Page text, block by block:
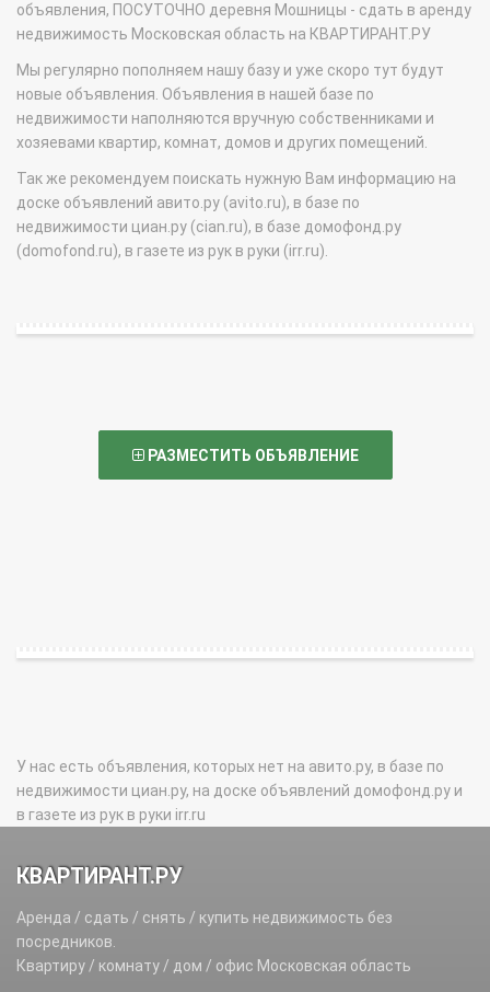
объявления, ПОСУТОЧНО деревня Мошницы - сдать в аренду
недвижимость Московская область на КВАРТИРАНТ.РУ
Мы регулярно пополняем нашу базу и уже скоро тут будут
новые объявления. Объявления в нашей базе по
недвижимости наполняются вручную собственниками и
хозяевами квартир, комнат, домов и других помещений.
Так же рекомендуем поискать нужную Вам информацию на
доске объявлений авито.ру (avito.ru), в базе по
недвижимости циан.ру (cian.ru), в базе домофонд.ру
(domofond.ru), в газете из рук в руки (irr.ru).
РАЗМЕСТИТЬ ОБЪЯВЛЕНИЕ
У нас есть объявления, которых нет на авито.ру, в базе по
недвижимости циан.ру, на доске объявлений домофонд.ру и
в газете из рук в руки irr.ru
КВАРТИРАНТ.РУ
Аренда / сдать / снять / купить недвижимость без
посредников.
Квартиру / комнату / дом / офис Московская область